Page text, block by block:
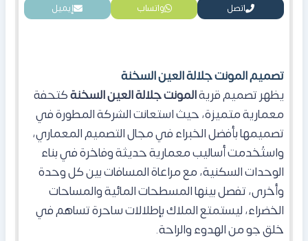
اتصل واتساب إيميل
تصميم المونت جلالة العين السخنة
يظهر تصميم قريةالمونت جلالة العين السخنةكتحفة
معمارية متميزة، حيث استعانت الشركة المطورة في
تصميمها بأفضل الخبراء في مجال التصميم المعماري،
واستُخدمت أساليب معمارية حديثة وفاخرة في بناء
الوحدات السكنية، مع مراعاة المسافات بين كل وحدة
وأخرى، تفصل بينها المسطحات المائية والمساحات
الخضراء، ليستمتع الملاك بإطلالات ساحرة تساهم في
خلق جو من الهدوء والراحة.